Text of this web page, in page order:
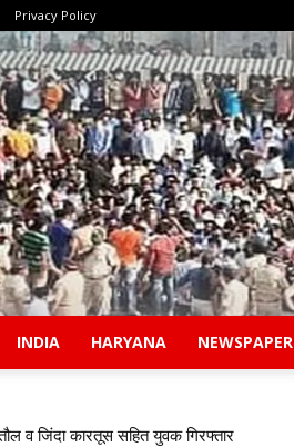
Privacy Policy
INDIA HARYANA NEWSPAPER
व जिंदा कारतूस सहित युवक गिरफ्तार